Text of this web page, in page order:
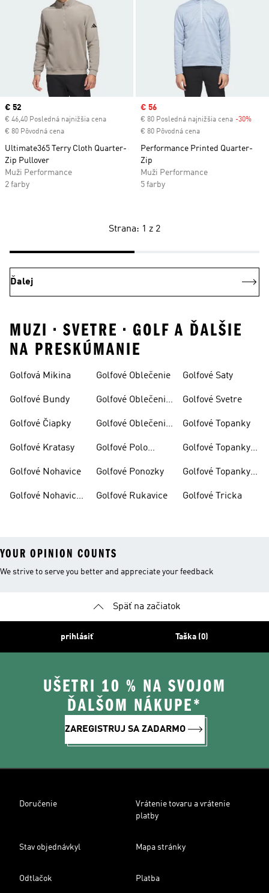
Current price
€ 52
€ 46,40 Posledná najnižšia cena
€ 80 Pôvodná cena
Ultimate365 Terry Cloth Quarter-
Zip Pullover
Muži Performance
2 farby
Sale price
€ 56
€ 80 Posledná najnižšia cena -30%
€ 80 Pôvodná cena
Performance Printed Quarter-
Zip
Muži Performance
5 farby
Strana: 1 z 2
Ďalej
MUZI • SVETRE • GOLF A ĎALŠIE
NA PRESKÚMANIE
Golfová Mikina
Golfové Bundy
Golfové Čiapky
Golfové Kratasy
Golfové Nohavice
Golfové Nohavice
Golfové Oblečenie
Golfové Oblečenie
Golfové Oblečenie
Golfové Polo
Golfové Ponozky
Golfové Rukavice
Golfové Saty
Golfové Svetre
Golfové Topanky
Golfové Topanky
Golfové Topanky
Golfové Tricka
YOUR OPINION COUNTS
We strive to serve you better and appreciate your feedback
Späť na začiatok
prihlásiť Taška (0)
UŠETRI 10 % NA SVOJOM
ĎALŠOM NÁKUPE*
ZAREGISTRUJ SA ZADARMO
Doručenie
Vrátenie tovaru a vrátenie
platby
Stav objednávkyl Mapa stránky
Odtlačok Platba